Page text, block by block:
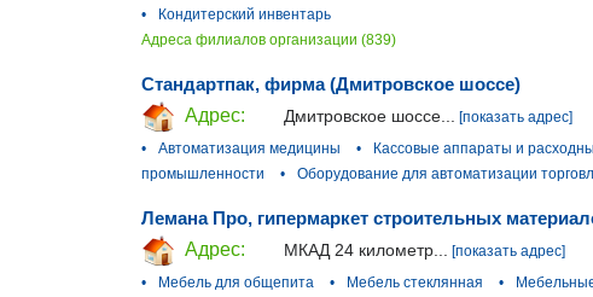
•
Кондитерский инвентарь
Адреса филиалов организации (839)
Стандартпак, фирма (Дмитровское шоссе)
Адрес:
Дмитровское шоссе...
[показать адрес]
•
Автоматизация медицины • Кассовые аппараты и
промышленности
• Оборудование для автоматизации
Лемана Про, гипермаркет строительных
Адрес:
МКАД 24 километр...
[показать адрес]
•
Мебель для общепита • Мебель стеклянная •